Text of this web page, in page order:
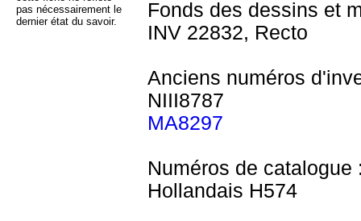
pas nécessairement le
dernier état du savoir.
Fonds des dessins et
INV 22832, Recto
Anciens numéros
NIII8787
MA8297
Numéros de catalogue
Hollandais H574